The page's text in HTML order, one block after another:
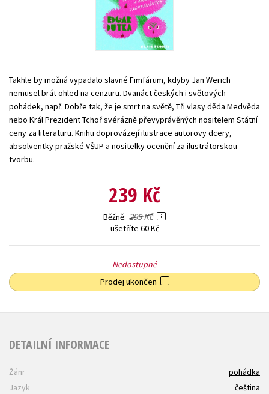
Zahraniční literatura
Všechny tituly
Takhle by možná vypadalo slavné Fimfárum, kdyby Jan Werich
nemusel brát ohled na cenzuru. Dvanáct českých i světových
pohádek, např. Dobře tak, že je smrt na světě, Tři vlasy děda Medvěda
nebo Král Prezident Tchoř svérázně převyprávěných nositelem Státní
ceny za literaturu. Knihu doprovázejí ilustrace autorovy dcery,
absolventky pražské VŠUP a nositelky ocenění za ilustrátorskou
tvorbu.
239 Kč
Běžně 299 Kč
ušetříte 60 Kč
Nedostupné
Prodej ukončen
DETAILNÍ INFORMACE
Žánr
pohádka
Jazyk
čeština